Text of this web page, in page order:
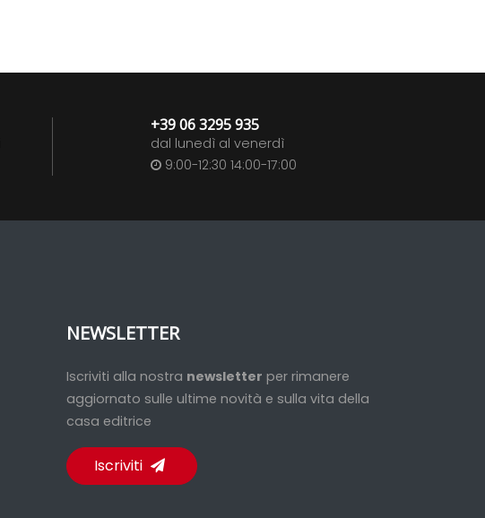
+39 06 3295 935
dal lunedì al venerdì
9:00-12:30 14:00-17:00
NEWSLETTER
Iscriviti alla nostra newsletter per rimanere
aggiornato sulle ultime novità e sulla vita della
casa editrice
Iscriviti